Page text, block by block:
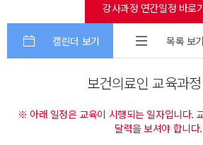
강사과정 연간일정 바로
캘린더 보기 목록 보기
보건의료인 교육과
※ 아래 일정은 교육이 시행되는 일자입니다.
달력을 보셔야 합니다.